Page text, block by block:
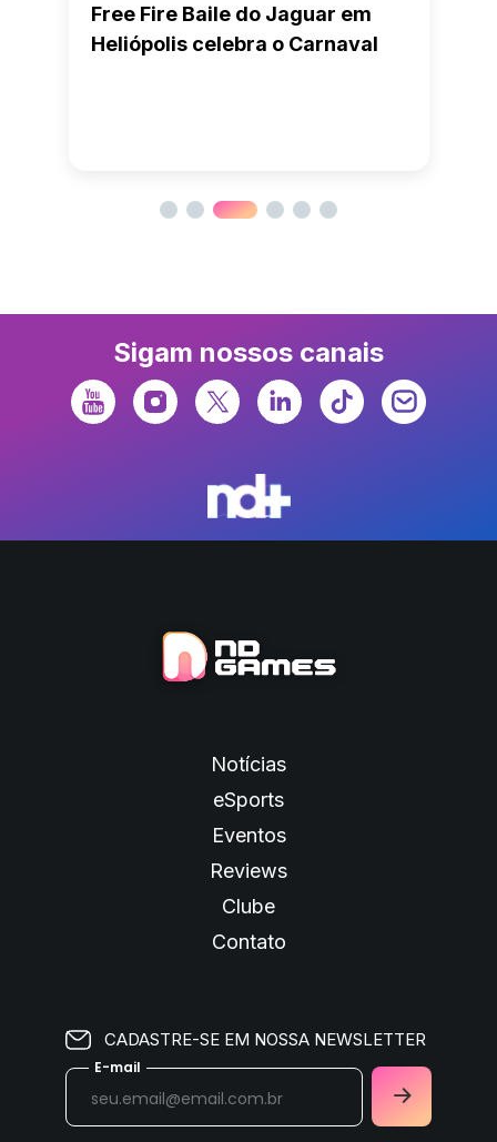
Free Fire Baile do Jaguar em
Heliópolis celebra o Carnaval
Sigam nossos canais
Notícias
eSports
Eventos
Reviews
Clube
Contato
CADASTRE-SE EM NOSSA NEWSLETTER
E-mail